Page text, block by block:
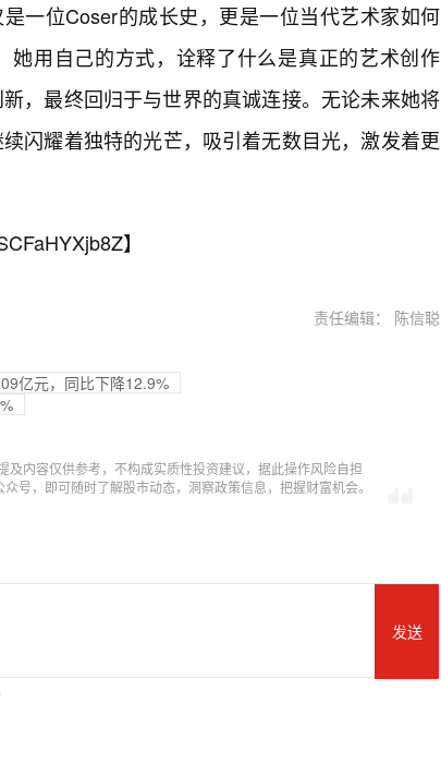
一位Coser的成长史，更是一位当代艺术家如何
她用自己的方式，诠释了什么是真正的艺术创作
，最终回归于与世界的真诚连接。无论未来她将
闪耀着独特的光芒，吸引着无数目光，激发着更
】
责任编辑： 陈信聪
亿元，同比下降12.9%
及内容仅供参考，不构成实质性投资建议，据此操作风险自担
号，即可随时了解股市动态，洞察政策信息，把握财富机会。
发送